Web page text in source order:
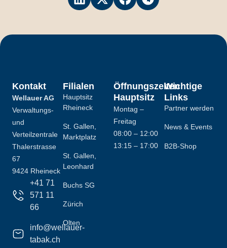
Kontakt
Wellauer AG
Verwaltungs-
und
Verteilzentrale
Thalerstrasse
67
9424 Rheineck
+41 71
571 11
66
info@wellauer-
tabak.ch
Filialen
Hauptsitz
Rheineck
St. Gallen,
Marktplatz
St. Gallen,
Leonhard
Buchs SG
Zürich
Olten
Öffnungszeiten
Hauptsitz
Montag –
Freitag
08:00 – 12:00
13:15 – 17:00
Wichtige
Links
Partner werden
News & Events
B2B-Shop